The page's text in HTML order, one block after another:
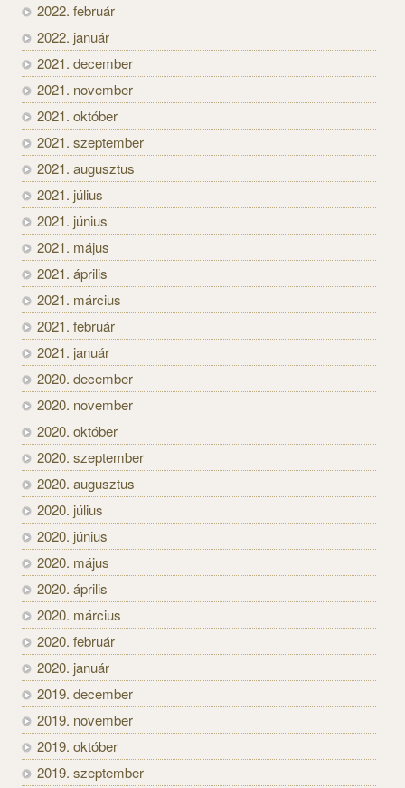
2022. február
2022. január
2021. december
2021. november
2021. október
2021. szeptember
2021. augusztus
2021. július
2021. június
2021. május
2021. április
2021. március
2021. február
2021. január
2020. december
2020. november
2020. október
2020. szeptember
2020. augusztus
2020. július
2020. június
2020. május
2020. április
2020. március
2020. február
2020. január
2019. december
2019. november
2019. október
2019. szeptember